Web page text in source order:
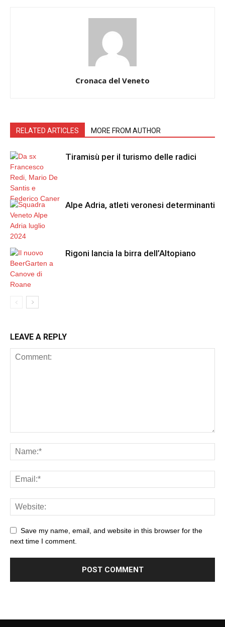
Cronaca del Veneto
RELATED ARTICLES MORE FROM AUTHOR
Tiramisù per il turismo delle radici
Alpe Adria, atleti veronesi determinanti
Rigoni lancia la birra dell’Altopiano
LEAVE A REPLY
Save my name, email, and website in this browser for the
next time I comment.